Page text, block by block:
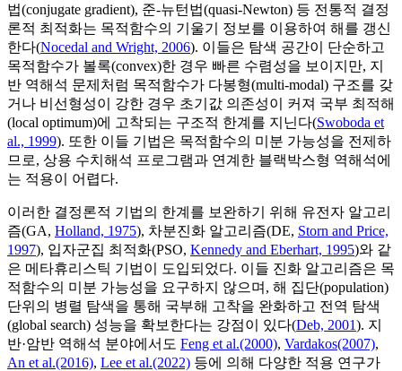
법(conjugate gradient), 준-뉴턴법(quasi-Newton) 등 전통적 결정
론적 최적화는 목적함수의 기울기 정보를 이용하여 해를 갱신
한다(Nocedal and Wright, 2006). 이들은 탐색 공간이 단순하고
목적함수가 볼록(convex)한 경우 빠른 수렴성을 보이지만, 지
반 역해석 문제처럼 목적함수가 다봉형(multi-modal) 구조를 갖
거나 비선형성이 강한 경우 초기값 의존성이 커져 국부 최적해
(local optimum)에 고착되는 구조적 한계를 지닌다(Swoboda et
al., 1999). 또한 이들 기법은 목적함수의 미분 가능성을 전제하
므로, 상용 수치해석 프로그램과 연계한 블랙박스형 역해석에
는 적용이 어렵다.
이러한 결정론적 기법의 한계를 보완하기 위해 유전자 알고리
즘(GA, Holland, 1975), 차분진화 알고리즘(DE, Storn and Price,
1997), 입자군집 최적화(PSO, Kennedy and Eberhart, 1995)와 같
은 메타휴리스틱 기법이 도입되었다. 이들 진화 알고리즘은 목
적함수의 미분 가능성을 요구하지 않으며, 해 집단(population)
단위의 병렬 탐색을 통해 국부해 고착을 완화하고 전역 탐색
(global search) 성능을 확보한다는 강점이 있다(Deb, 2001). 지
반·암반 역해석 분야에서도 Feng et al.(2000), Vardakos(2007),
An et al.(2016), Lee et al.(2022) 등에 의해 다양한 적용 연구가